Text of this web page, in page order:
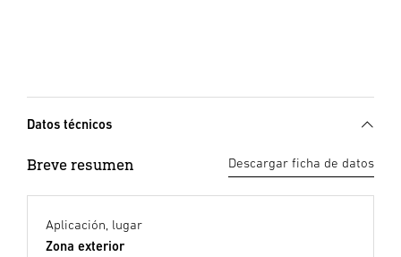
Datos técnicos
Breve resumen Descargar ficha de datos
Aplicación, lugar
Zona exterior